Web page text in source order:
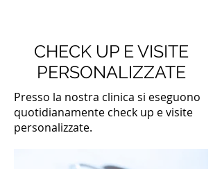
CHECK UP E VISITE
PERSONALIZZATE
Presso la nostra clinica si eseguono
quotidianamente check up e visite
personalizzate.